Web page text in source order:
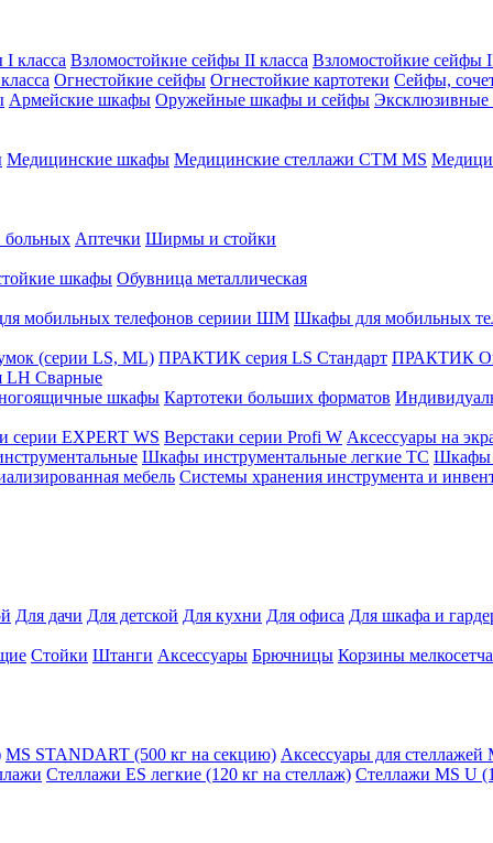
класса Взломостойкие сейфы II класса Взломостойкие сейфы
Огнестойкие сейфы Огнестойкие картотеки Сейфы,
Армейские шкафы Оружейные шкафы и сейфы Эксклюзивные
Медицинские шкафы Медицинские стеллажи CTM MS
больных Аптечки Ширмы и стойки
шкафы Обувница металлическая
мобильных телефонов сериии ШМ Шкафы для мобильных
(серии LS, ML) ПРАКТИК cерия LS Стандарт ПРАКТИК
Сварные
шкафы Картотеки больших форматов
серии EXPERT WS Верстаки серии Profi W Аксессуары на
Шкафы инструментальные легкие ТС Шкафы
мебель Системы хранения инструмента и
Для дачи Для детской Для кухни Для офиса Для шкафа и
Стойки Штанги Аксессуары Брючницы Корзины
MS STANDART (500 кг на секцию) Аксессуары для стеллажей
Стеллажи ES легкие (120 кг на стеллаж) Стеллажи MS U